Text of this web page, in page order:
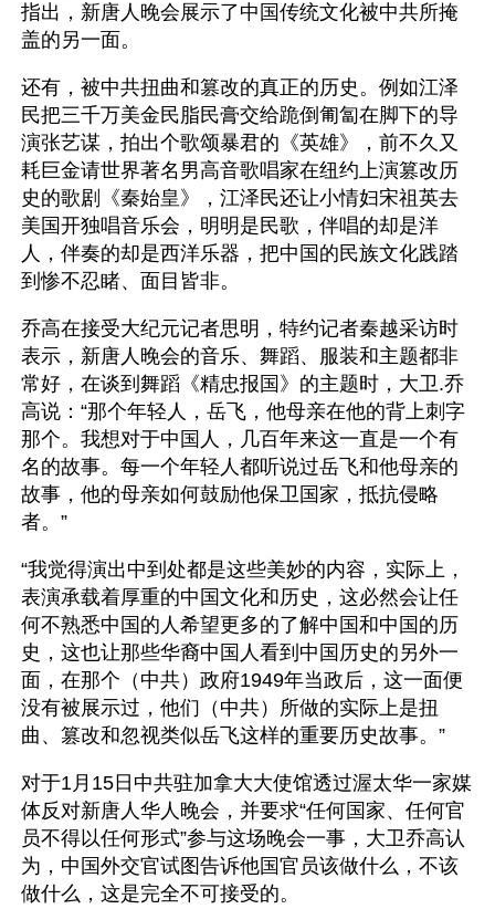
指出，新唐人晚会展示了中国传统文化被中共所掩
盖的另一面。
还有，被中共扭曲和篡改的真正的历史。例如江泽
民把三千万美金民脂民膏交给跪倒匍匐在脚下的导
演张艺谋，拍出个歌颂暴君的《英雄》，前不久又
耗巨金请世界著名男高音歌唱家在纽约上演篡改历
史的歌剧《秦始皇》，江泽民还让小情妇宋祖英去
美国开独唱音乐会，明明是民歌，伴唱的却是洋
人，伴奏的却是西洋乐器，把中国的民族文化践踏
到惨不忍睹、面目皆非。
乔高在接受大纪元记者思明，特约记者秦越采访时
表示，新唐人晚会的音乐、舞蹈、服装和主题都非
常好，在谈到舞蹈《精忠报国》的主题时，大卫.乔
高说：“那个年轻人，岳飞，他母亲在他的背上刺字
那个。我想对于中国人，几百年来这一直是一个有
名的故事。每一个年轻人都听说过岳飞和他母亲的
故事，他的母亲如何鼓励他保卫国家，抵抗侵略
者。”
“我觉得演出中到处都是这些美妙的内容，实际上，
表演承载着厚重的中国文化和历史，这必然会让任
何不熟悉中国的人希望更多的了解中国和中国的历
史，这也让那些华裔中国人看到中国历史的另外一
面，在那个（中共）政府1949年当政后，这一面便
没有被展示过，他们（中共）所做的实际上是扭
曲、篡改和忽视类似岳飞这样的重要历史故事。”
对于1月15日中共驻加拿大大使馆透过渥太华一家媒
体反对新唐人华人晚会，并要求“任何国家、任何官
员不得以任何形式”参与这场晚会一事，大卫乔高认
为，中国外交官试图告诉他国官员该做什么，不该
做什么，这是完全不可接受的。